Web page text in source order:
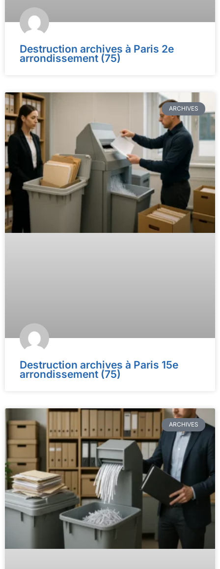
Destruction archives à Paris 2e
arrondissement (75)
ARCHIVES
Destruction archives à Paris 15e
arrondissement (75)
ARCHIVES